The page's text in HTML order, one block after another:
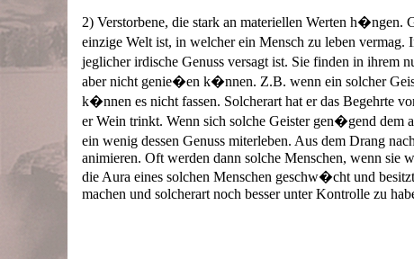
2) Verstorbene, die stark an materiellen Werten h�ngen.
einzige Welt ist, in welcher ein Mensch zu leben
jeglicher irdische Genuss versagt ist. Sie finden in
aber nicht genie�en k�nnen. Z.B. wenn ein solcher
k�nnen es nicht fassen. Solcherart hat er das Begehrte
er Wein trinkt. Wenn sich solche Geister gen�gend
ein wenig dessen Genuss miterleben. Aus dem Drang
animieren. Oft werden dann solche Menschen, wenn sie
die Aura eines solchen Menschen geschw�cht und
machen und solcherart noch besser unter Kontrolle zu